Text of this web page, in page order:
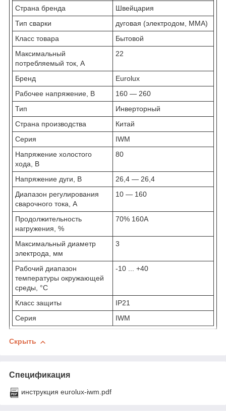
Страна бренда
Швейцария
Тип сварки
дуговая (электродом, MMA)
Класс товара
Бытовой
Максимальный
потребляемый ток, А
22
Бренд
Eurolux
Рабочее напряжение, В
160 — 260
Тип
Инверторный
Страна производства
Китай
Серия
IWM
Напряжение холостого
хода, В
80
Напряжение дуги, В
26,4 — 26,4
Диапазон регулирования
сварочного тока, А
10 — 160
Продолжительность
нагружения, %
70% 160A
Максимальный диаметр
электрода, мм
3
Рабочий диапазон
температуры окружающей
среды, °C
-10 ... +40
Класс защиты
IP21
Серия
IWM
Скрыть
Спецификация
инструкция eurolux-iwm.pdf